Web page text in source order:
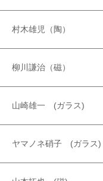
村木雄児（陶）
柳川謙治（磁）
山崎雄一 (ガラス)
ヤマノネ硝子 (ガラス)